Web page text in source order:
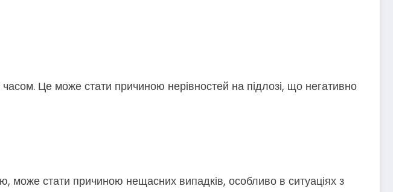
Це може стати причиною нерівностей на підлозі, що негативно
може стати причиною нещасних випадків, особливо в ситуаціях з